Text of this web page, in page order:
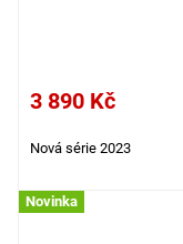
3 890 Kč
Nová série 2023
Novinka